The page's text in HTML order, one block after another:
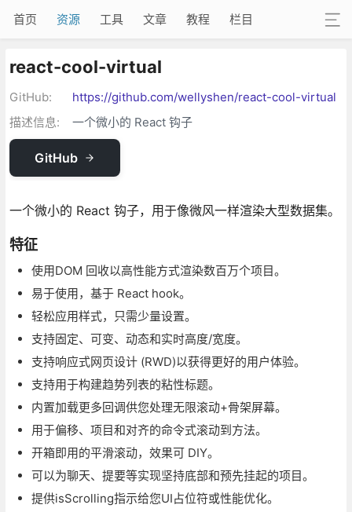
首页 资源 工具 文章 教程 栏目
react-cool-virtual
GitHub:
https://github.com/wellyshen/react-cool-virtual
描述信息:
一个微小的 React 钩子
GitHub
一个微小的 React 钩子，用于像微风一样渲染大型数据集。
特征
使用DOM 回收以高性能方式渲染数百万个项目。
易于使用，基于 React hook。
轻松应用样式，只需少量设置。
支持固定、可变、动态和实时高度/宽度。
支持响应式网页设计 (RWD)以获得更好的用户体验。
支持用于构建趋势列表的粘性标题。
内置加载更多回调供您处理无限滚动+骨架屏幕。
用于偏移、项目和对齐的命令式滚动到方法。
开箱即用的平滑滚动，效果可 DIY。
可以为聊天、提要等实现坚持底部和预先挂起的项目。
提供isScrolling指示给您UI占位符或性能优化。